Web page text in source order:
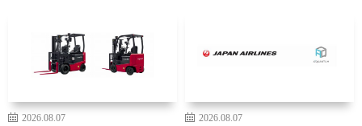
2026.08.07
2026.08.07